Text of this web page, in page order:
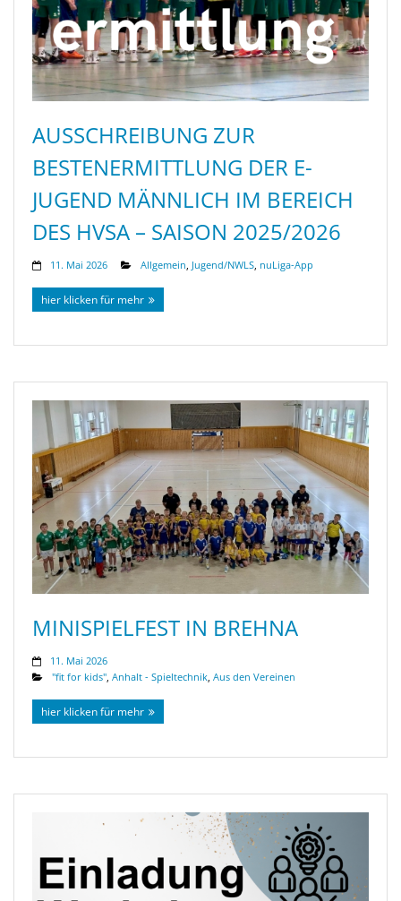
AUSSCHREIBUNG ZUR
BESTENERMITTLUNG DER E-
JUGEND MÄNNLICH IM BEREICH
DES HVSA – SAISON 2025/2026
11. Mai 2026 Allgemein Jugend/NWLS nuLiga-App
hier klicken für mehr
MINISPIELFEST IN BREHNA
11. Mai 2026
"fit for kids", Anhalt - Spieltechnik, Aus den Vereinen
hier klicken für mehr